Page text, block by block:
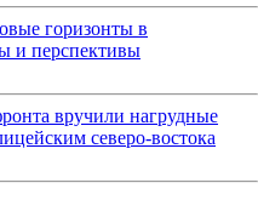
горизонты в
и перспективы
вручили нагрудные
северо-востока